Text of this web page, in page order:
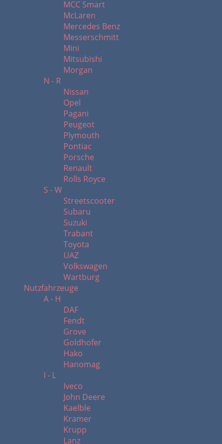
MCC Smart
McLaren
Mercedes Benz
Messerschmitt
Mini
Mitsubishi
Morgan
N - R
Nissan
Opel
Pagani
Peugeot
Plymouth
Pontiac
Porsche
Renault
Rolls Royce
S - W
Streetscooter
Subaru
Suzuki
Trabant
Toyota
UAZ
Volkswagen
Wartburg
Nutzfahrzeuge
A - H
DAF
Fendt
Grove
Goldhofer
Hako
Hanomag
I - L
Iveco
John Deere
Kaelble
Kramer
Krupp
Lanz